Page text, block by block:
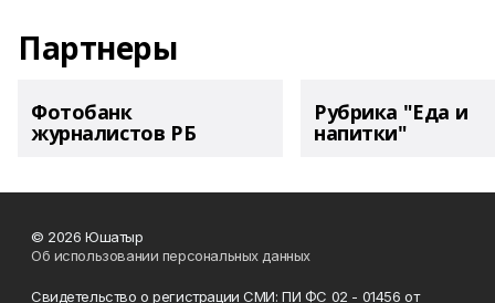
Партнеры
Фотобанк
журналистов РБ
Рубрика "Еда и
напитки"
© 2026 Юшатыр
Об использовании персональных данных
Свидетельство о регистрации СМИ: ПИ ФС 02 - 01456 от